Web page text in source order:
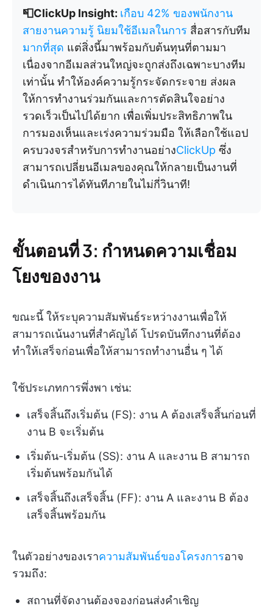
📮ClickUp Insight: เกือบ 42% ของพนักงาน
สายงานความรู้ นิยมใช้อีเมลในการ สื่อสารกับทีม
มากที่สุด แต่สิ่งนี้มาพร้อมกับต้นทุนที่ตามมา
เนื่องจากอีเมลส่วนใหญ่จะถูกส่งถึงเฉพาะบางทีม
เท่านั้น ทำให้องค์ความรู้กระจัดกระจาย ส่งผล
ให้การทำงานร่วมกันและการตัดสินใจอย่าง
รวดเร็วเป็นไปได้ยาก เพื่อเพิ่มประสิทธิภาพใน
การมองเห็นและเร่งความร่วมมือ ให้เลือกใช้แอป
ครบวงจรสำหรับการทำงานอย่างClickUp ซึ่ง
สามารถเปลี่ยนอีเมลของคุณให้กลายเป็นงานที่
ดำเนินการได้ทันทีภายในไม่กี่วินาที!
ขั้นตอนที่ 3: กำหนดความเชื่อม
โยงของงาน
ขณะนี้ ให้ระบุความสัมพันธ์ระหว่างงานเพื่อให้
สามารถเน้นงานที่สำคัญได้ โปรดบันทึกงานที่ต้อง
ทำให้เสร็จก่อนเพื่อให้สามารถทำงานอื่น ๆ ได้
ใช้ประเภทการพึ่งพา เช่น:
เสร็จสิ้นถึงเริ่มต้น (FS): งาน A ต้องเสร็จสิ้นก่อนที่
งาน B จะเริ่มต้น
เริ่มต้น-เริ่มต้น (SS): งาน A และงาน B สามารถ
เริ่มต้นพร้อมกันได้
เสร็จสิ้นถึงเสร็จสิ้น (FF): งาน A และงาน B ต้อง
เสร็จสิ้นพร้อมกัน
ในตัวอย่างของเราความสัมพันธ์ของโครงการอาจ
รวมถึง:
สถานที่จัดงานต้องจองก่อนส่งคำเชิญ